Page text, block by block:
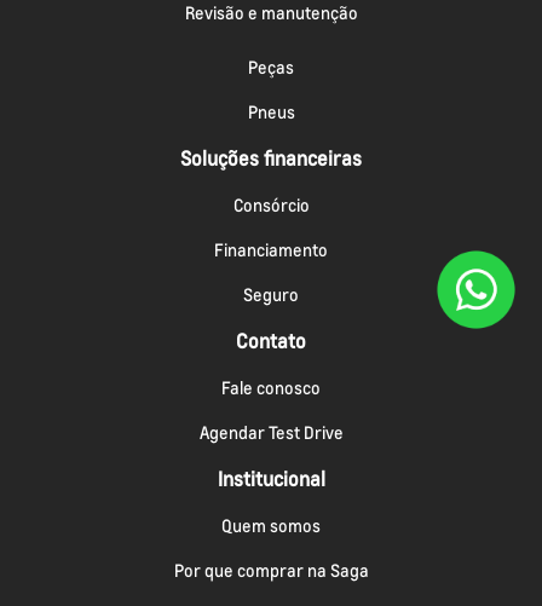
Revisão e manutenção
Peças
Pneus
Soluções financeiras
Consórcio
Financiamento
Seguro
Contato
Fale conosco
Agendar Test Drive
Institucional
Quem somos
Por que comprar na Saga